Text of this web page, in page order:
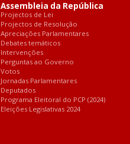
Assembleia da República
Projectos de Lei
Projectos de Resolução
Apreciações Parlamentares
Debates temáticos
Intervenções
Perguntas ao Governo
Votos
Jornadas Parlamentares
Deputados
Programa Eleitoral do PCP (2024)
Eleições Legislativas 2024